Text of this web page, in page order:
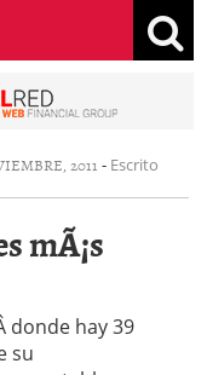
2011- Escrito
mÃ¡s
donde hay 39
su